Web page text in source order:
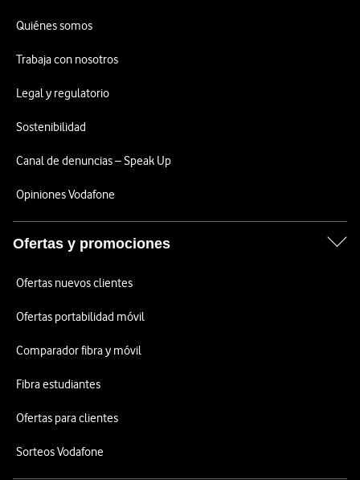
Quiénes somos
Trabaja con nosotros
Legal y regulatorio
Sostenibilidad
Canal de denuncias – Speak Up
Opiniones Vodafone
Ofertas y promociones
Ofertas nuevos clientes
Ofertas portabilidad móvil
Comparador fibra y móvil
Fibra estudiantes
Ofertas para clientes
Sorteos Vodafone